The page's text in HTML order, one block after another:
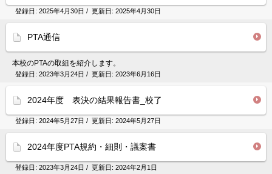
登録日: 2025年4月30日 / 更新日: 2025年4月30日
PTA通信
本校のPTAの取組を紹介します。
登録日: 2023年3月24日 / 更新日: 2023年6月16日
2024年度 表決の結果報告書_校了
登録日: 2024年5月27日 / 更新日: 2024年5月27日
2024年度PTA規約・細則・議案書
登録日: 2023年3月24日 / 更新日: 2024年2月1日